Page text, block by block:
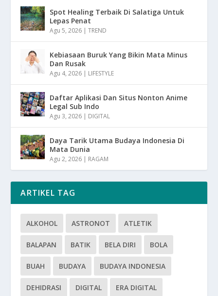
Spot Healing Terbaik Di Salatiga Untuk
Lepas Penat
Agu 5, 2026 |TREND
Kebiasaan Buruk Yang Bikin Mata Minus
Dan Rusak
Agu 4, 2026 | LIFESTYLE
Daftar Aplikasi Dan Situs Nonton Anime
Legal Sub Indo
Agu 3, 2026 | DIGITAL
Daya Tarik Utama Budaya Indonesia Di
Mata Dunia
Agu 2, 2026 | RAGAM
ARTIKEL TAG
ALKOHOL ASTRONOT ATLETIK
BALAPAN BATIK BELA DIRI BOLA
BUAH BUDAYA BUDAYA INDONESIA
DEHIDRASI DIGITAL ERA DIGITAL